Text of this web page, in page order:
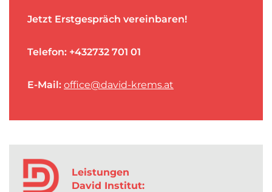
Jetzt Erstgespräch vereinbaren!
Telefon: +432732 701 01
E-Mail: office@david-krems.at
Leistungen
David Institut: